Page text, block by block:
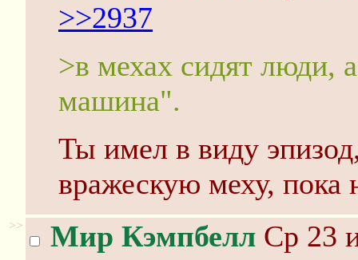
>>2937
>в мехах сидят люди,
машина".
Ты имел в виду
вражескую меху, пока
>> Мир Кэмпбелл Ср 23